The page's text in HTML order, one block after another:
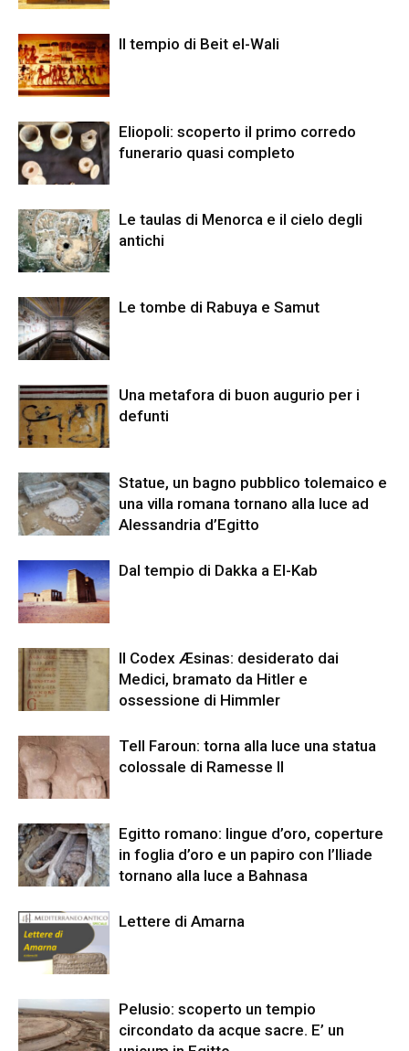
Il tempio di Beit el-Wali
Eliopoli: scoperto il primo corredo
funerario quasi completo
Le taulas di Menorca e il cielo degli
antichi
Le tombe di Rabuya e Samut
Una metafora di buon augurio per i
defunti
Statue, un bagno pubblico tolemaico e
una villa romana tornano alla luce ad
Alessandria d’Egitto
Dal tempio di Dakka a El-Kab
Il Codex Æsinas: desiderato dai
Medici, bramato da Hitler e
ossessione di Himmler
Tell Faroun: torna alla luce una statua
colossale di Ramesse II
Egitto romano: lingue d’oro, coperture
in foglia d’oro e un papiro con l’Iliade
tornano alla luce a Bahnasa
Lettere di Amarna
Pelusio: scoperto un tempio
circondato da acque sacre. E’ un